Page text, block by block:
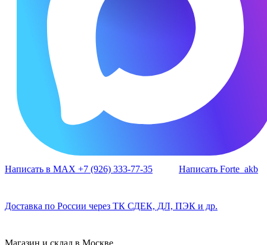
Написать в MAX +7 (926) 333-77-35 Написать Forte_akb
Доставка по России через ТК СДЕК, ДЛ, ПЭК и др.
Магазин и склад в Москве